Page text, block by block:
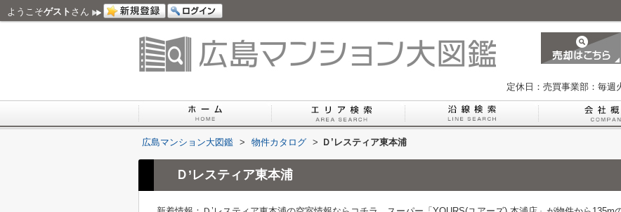
ようこそゲスト さん
定休日：売買事業部：毎週
広島マンション大図鑑 > 物件カタログ > Ｄ’レスティア東本浦
Ｄ’レスティア東本浦